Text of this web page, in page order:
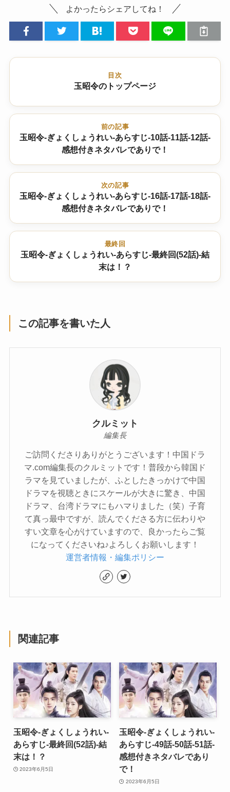
よかったらシェアしてね！
目次
玉昭令のトップページ
前の記事
玉昭令-ぎょくしょうれい-あらすじ-10話-11話-12話-
感想付きネタバレでありで！
次の記事
玉昭令-ぎょくしょうれい-あらすじ-16話-17話-18話-
感想付きネタバレでありで！
最終回
玉昭令-ぎょくしょうれい-あらすじ-最終回(52話)-結
末は！？
この記事を書いた人
クルミット
編集長
ご訪問くださりありがとうございます！中国ドラ
マ.com編集長のクルミットです！普段から韓国ド
ラマを見ていましたが、ふとしたきっかけで中国
ドラマを視聴ときにスケールが大きに驚き、中国
ドラマ、台湾ドラマにもハマりました（笑）子育
て真っ最中ですが、読んでくださる方に伝わりや
すい文章を心がけていますので、良かったらご覧
になってくださいね♪よろしくお願いします！
運営者情報・編集ポリシー
関連記事
玉昭令-ぎょくしょうれい-
あらすじ-最終回(52話)-結
末は！？
2023年6月5日
玉昭令-ぎょくしょうれい-
あらすじ-49話-50話-51話-
感想付きネタバレであり
で！
2023年6月5日